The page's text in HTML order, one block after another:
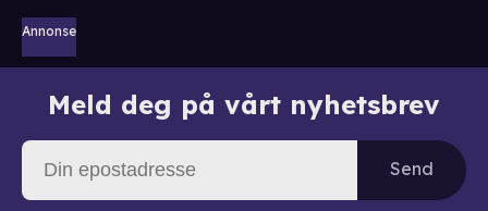
Annonse
Meld deg på vårt nyhetsbrev
Send